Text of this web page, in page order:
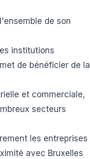
de son
institutions
de bénéficier de la
et commerciale,
secteurs
les entreprises
avec Bruxelles